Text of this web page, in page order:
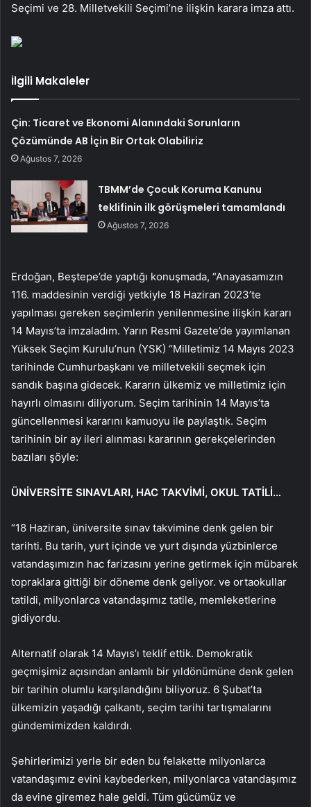
Seçimi ve 28. Milletvekili Seçimi’ne ilişkin karara imza attı.
İlgili Makaleler
Çin: Ticaret ve Ekonomi Alanındaki Sorunların
Çözümünde AB İçin Bir Ortak Olabiliriz
Ağustos 7, 2026
TBMM’de Çocuk Koruma Kanunu
teklifinin ilk görüşmeleri tamamlandı
Ağustos 7, 2026
Erdoğan, Beştepe’de yaptığı konuşmada, “Anayasamızın
116. maddesinin verdiği yetkiyle 18 Haziran 2023’te
yapılması gereken seçimlerin yenilenmesine ilişkin kararı
14 Mayıs’ta imzaladım. Yarın Resmi Gazete’de yayımlanan
Yüksek Seçim Kurulu’nun (YSK) “Milletimiz 14 Mayıs 2023
tarihinde Cumhurbaşkanı ve milletvekili seçmek için
sandık başına gidecek. Kararın ülkemiz ve milletimiz için
hayırlı olmasını diliyorum. Seçim tarihinin 14 Mayıs’ta
güncellenmesi kararını kamuoyu ile paylaştık. Seçim
tarihinin bir ay ileri alınması kararının gerekçelerinden
bazıları şöyle:
ÜNİVERSİTE SINAVLARI, HAC TAKVİMİ, OKUL TATİLİ…
“18 Haziran, üniversite sınav takvimine denk gelen bir
tarihti. Bu tarih, yurt içinde ve yurt dışında yüzbinlerce
vatandaşımızın hac farizasını yerine getirmek için mübarek
topraklara gittiği bir döneme denk geliyor. ve ortaokullar
tatildi, milyonlarca vatandaşımız tatile, memleketlerine
gidiyordu.
Alternatif olarak 14 Mayıs’ı teklif ettik. Demokratik
geçmişimiz açısından anlamlı bir yıldönümüne denk gelen
bir tarihin olumlu karşılandığını biliyoruz. 6 Şubat’ta
ülkemizin yaşadığı çalkantı, seçim tarihi tartışmalarını
gündemimizden kaldırdı.
Şehirlerimizi yerle bir eden bu felakette milyonlarca
vatandaşımız evini kaybederken, milyonlarca vatandaşımız
da evine giremez hale geldi. Tüm gücümüz ve